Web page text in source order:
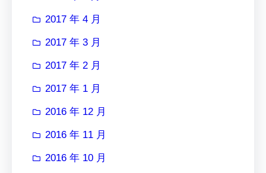
2017 年 4 月
2017 年 3 月
2017 年 2 月
2017 年 1 月
2016 年 12 月
2016 年 11 月
2016 年 10 月